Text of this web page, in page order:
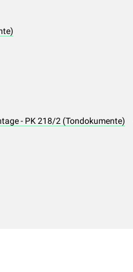
- PK 218/2 (Tondokumente)